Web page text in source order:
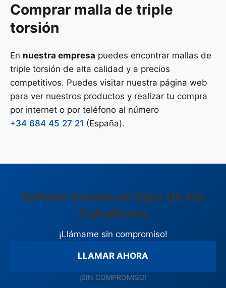
Comprar malla de triple
torsión
En nuestra empresa puedes encontrar mallas de
triple torsión de alta calidad y a precios
competitivos. Puedes visitar nuestra página web
para ver nuestros productos y realizar tu compra
por internet o por teléfono al número
+34 684 45 27 21 (España).
Vallado barato en Ejea de los
Caballeros
¡Llámame sin compromiso!
LLAMAR AHORA
¡SIN COMPROMISO!